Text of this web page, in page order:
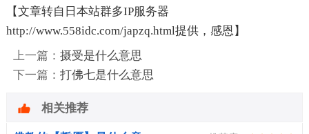
【文章转自日本站群多IP服务器
http://www.558idc.com/japzq.html提供，感恩】
上一篇： 摄受是什么意思
下一篇： 打佛七是什么意思
相关推荐